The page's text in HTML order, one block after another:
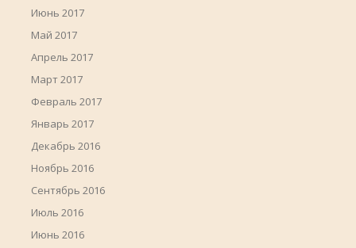
Июнь 2017
Май 2017
Апрель 2017
Март 2017
Февраль 2017
Январь 2017
Декабрь 2016
Ноябрь 2016
Сентябрь 2016
Июль 2016
Июнь 2016